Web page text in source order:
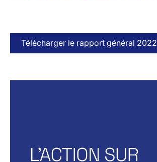
Télécharger le rapport général 2022